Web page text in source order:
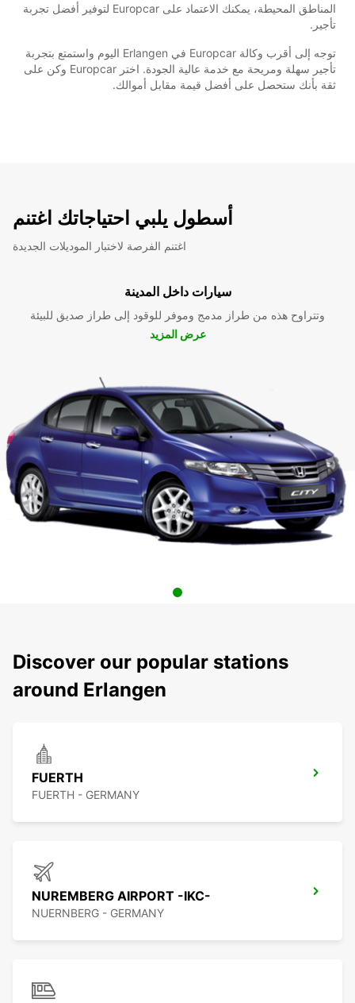
المناطق المحيطة، يمكنك الاعتماد على Europcar لتوفير أفضل تجربة
تأجير.
توجه إلى أقرب وكالة Europcar في Erlangen اليوم واستمتع بتجربة
تأجير سهلة ومريحة مع خدمة عالية الجودة. اختر Europcar وكن على
ثقة بأنك ستحصل على أفضل قيمة مقابل أموالك.
أسطول يلبي احتياجاتك اغتنم
اغتنم الفرصة لاختبار الموديلات الجديدة
سيارات داخل المدينة
وتتراوح هذه من طراز مدمج وموفر للوقود إلى طراز صديق للبيئة
عرض المزيد
Discover our popular stations
around Erlangen
FUERTH
FUERTH - GERMANY
NUREMBERG AIRPORT -IKC-
NUERNBERG - GERMANY